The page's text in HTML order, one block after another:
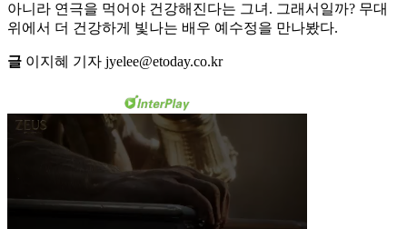
아니라 연극을 먹어야 건강해진다는 그녀. 그래서일까? 무대
위에서 더 건강하게 빛나는 배우 예수정을 만나봤다.
글 이지혜 기자 jyelee@etoday.co.kr